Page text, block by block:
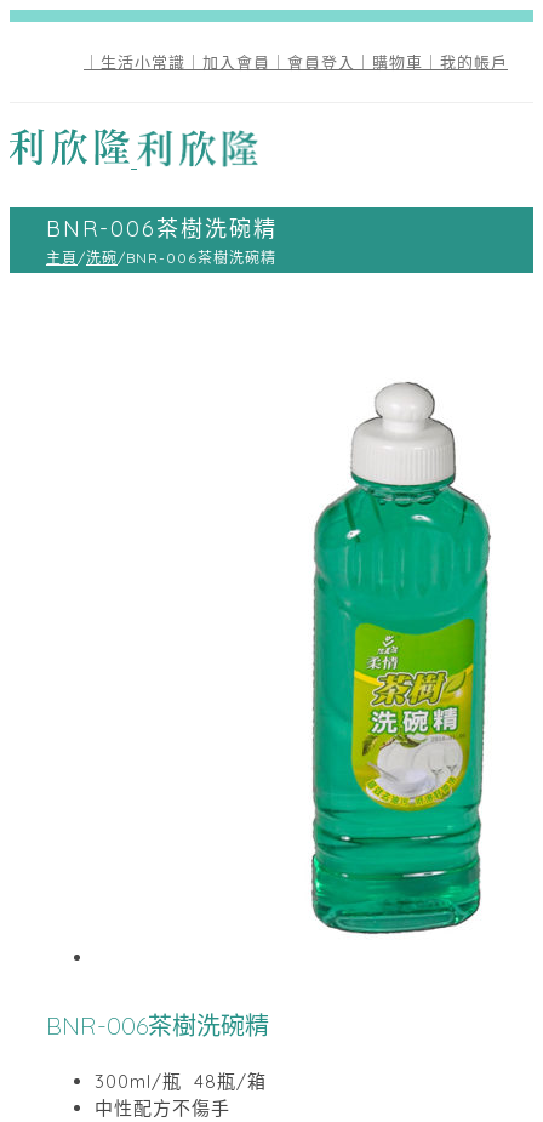
｜生活小常識 ｜加入會員 ｜會員登入 ｜購物車 ｜我的帳戶
BNR-006茶樹洗碗精
主頁/洗碗/BNR-006茶樹洗碗精
BNR-006茶樹洗碗精
300ml/瓶 48瓶/箱
中性配方不傷手